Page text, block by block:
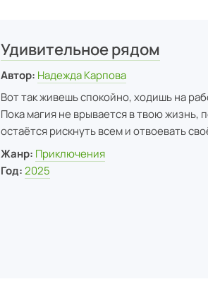
Удивительное рядом
Автор: Надежда Карпова
Вот так живешь спокойно, ходишь на
Пока магия не врывается в твою жизнь,
остаётся рискнуть всем и отвоевать
Жанр: Приключения
Год: 2025